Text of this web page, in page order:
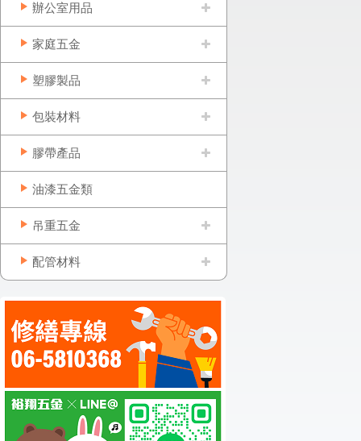
辦公室用品
家庭五金
塑膠製品
包裝材料
膠帶產品
油漆五金類
吊重五金
配管材料